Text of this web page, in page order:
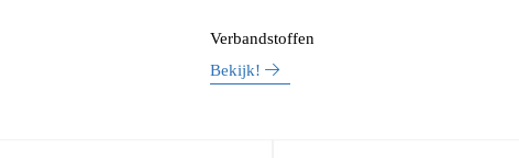
Verbandstoffen
Bekijk!